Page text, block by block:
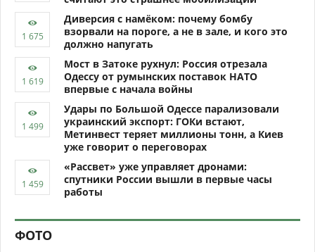
Диверсия с намёком: почему бомбу
взорвали на пороге, а не в зале, и кого это
должно напугать
Мост в Затоке рухнул: Россия отрезала
Одессу от румынских поставок НАТО
впервые с начала войны
Удары по Большой Одессе парализовали
украинский экспорт: ГОКи встают,
Метинвест теряет миллионы тонн, а Киев
уже говорит о переговорах
«Рассвет» уже управляет дронами:
спутники России вышли в первые часы
работы
ФОТО